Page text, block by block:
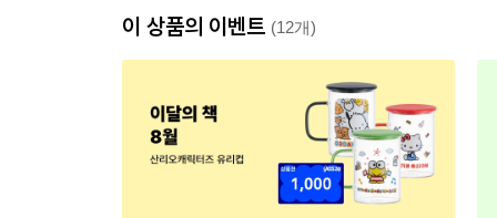
이 상품의 이벤트 (12개)